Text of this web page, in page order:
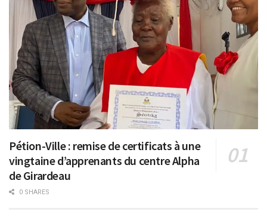
Pétion-Ville : remise de certificats à une
vingtaine d’apprenants du centre Alpha
de Girardeau
0 SHARES